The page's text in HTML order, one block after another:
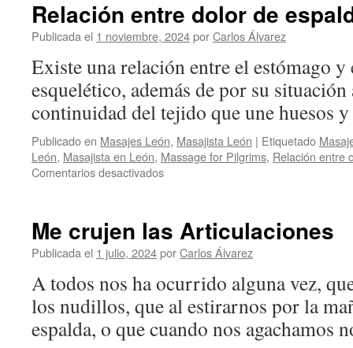
Relación entre dolor de
Publicada el 1 noviembre, 2024porCarlos Álvarez
Existe una relación entre el estómago
esquelético, además de por su
continuidad del tejido que une huesos
Publicado en Masajes León, Masajista León | Etiquetado
León, Masajista en León, Massage for Pilgrims, Relación entre
Comentarios desactivadosen
de
espalda
estómago
Me crujen las Articulaciones
Publicada el 1 julio, 2024porCarlos Álvarez
A todos nos ha ocurrido alguna vez,
los nudillos, que al estirarnos por la
espalda, o que cuando nos agachamos